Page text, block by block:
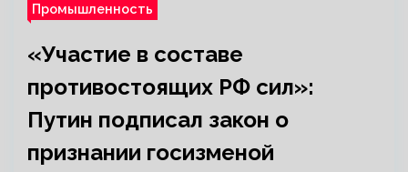
Промышленность
«Участие в составе
противостоящих РФ сил»:
Путин подписал закон о
признании госизменой